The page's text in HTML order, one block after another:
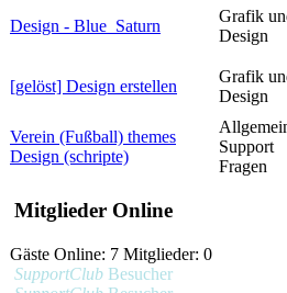
Design - Blue_Saturn
Grafik
Design
[gelöst] Design erstellen
Grafik
Design
Verein (Fußball) themes
Design (schripte)
Support
Fragen
Mitglieder Online
Gäste Online: 7 Mitglieder: 0
SupportClub Besucher